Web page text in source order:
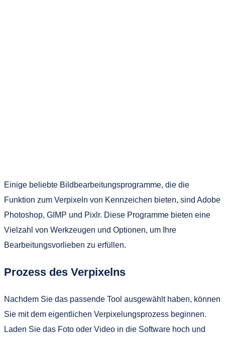
Einige beliebte Bildbearbeitungsprogramme, die die
Funktion zum Verpixeln von Kennzeichen bieten, sind Adobe
Photoshop, GIMP und Pixlr. Diese Programme bieten eine
Vielzahl von Werkzeugen und Optionen, um Ihre
Bearbeitungsvorlieben zu erfüllen.
Prozess des Verpixelns
Nachdem Sie das passende Tool ausgewählt haben, können
Sie mit dem eigentlichen Verpixelungsprozess beginnen.
Laden Sie das Foto oder Video in die Software hoch und